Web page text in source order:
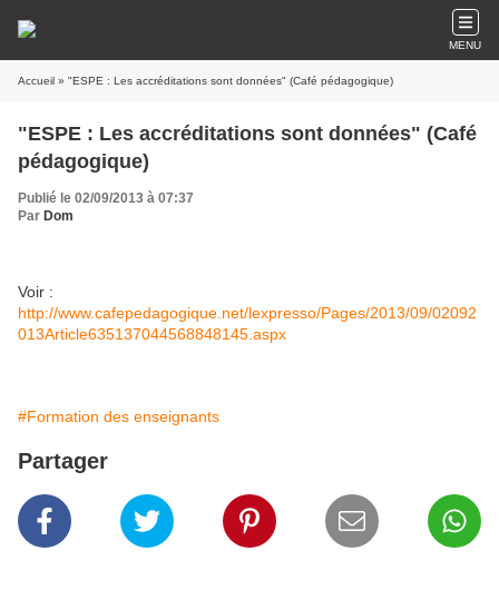
MENU
Accueil » "ESPE : Les accréditations sont données" (Café pédagogique)
"ESPE : Les accréditations sont données" (Café
pédagogique)
Publié le 02/09/2013 à 07:37
Par Dom
Voir :
http://www.cafepedagogique.net/lexpresso/Pages/2013/09/02092
013Article635137044568848145.aspx
#Formation des enseignants
Partager